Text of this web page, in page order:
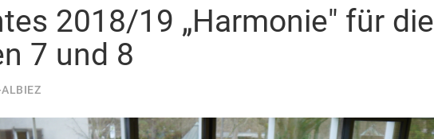
2018/19 „Harmonie" für die
7 und 8
ALBIEZ